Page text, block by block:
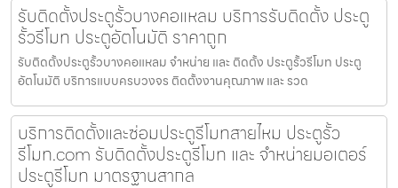
รับติดตั้งประตูรั้วบางคอแหลม บริการรับติดตั้ง ประตู
รั้วรีโมท ประตูอัตโนมัติ ราคาถูก
รับติดตั้งประตูรั้วบางคอแหลม จำหน่าย และ ติดตั้ง ประตูรั้วรีโมท ประตู
อัตโนมัติ บริการแบบครบวงจร ติดตั้งงานคุณภาพ และ รวด
บริการติดตั้งและซ่อมประตูรีโมทสายไหม ประตูรั้ว
รีโมท.com รับติดตั้งประตูรีโมท และ จำหน่ายมอเตอร์
ประตูรีโมท มาตรฐานสากล